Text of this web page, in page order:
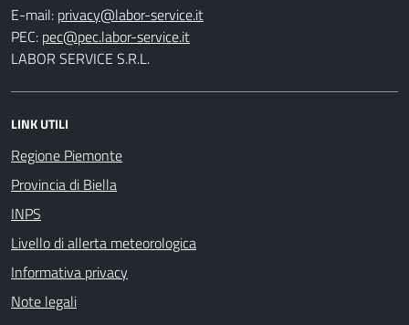
E-mail:
PEC:
LABOR SERVICE S.R.L.
LINK UTILI
Regione Piemonte
Provincia di Biella
INPS
Livello di allerta meteorologica
Informativa privacy
Note legali